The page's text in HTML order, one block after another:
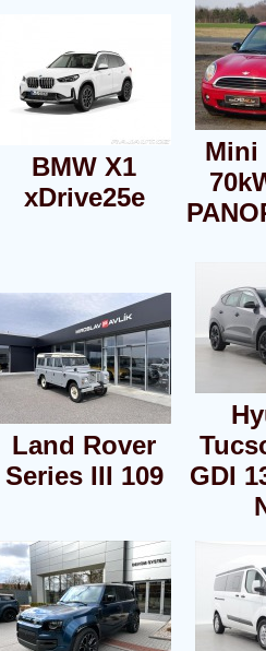
BMW X1
xDrive25e
Mini
Land Rover
Series III 109
GDI